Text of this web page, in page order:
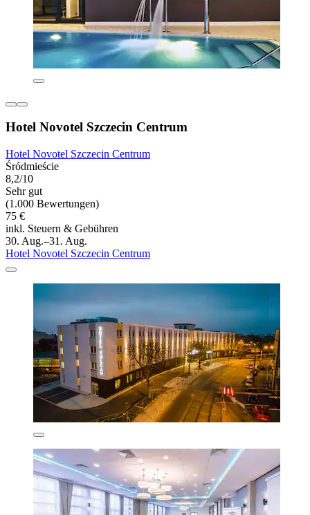
Hotel Novotel Szczecin Centrum
Hotel Novotel Szczecin Centrum
Śródmieście
8,2/10
Sehr gut
(1.000 Bewertungen)
75 €
inkl. Steuern & Gebühren
30. Aug.–31. Aug.
Hotel Novotel Szczecin Centrum